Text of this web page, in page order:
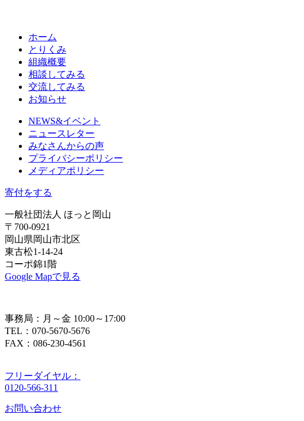
ホーム
とりくみ
組織概要
相談してみる
交流してみる
お知らせ
NEWS&イベント
ニュースレター
みなさんからの声
プライバシーポリシー
メディアポリシー
寄付をする
一般社団法人 ほっと岡山
〒700-0921
岡山県岡山市北区
東古松1-14-24
コーポ錦1階
Google Mapで見る
事務局：月～金 10:00～17:00
TEL：070-5670-5676
FAX：086-230-4561
フリーダイヤル：
0120-566-311
お問い合わせ